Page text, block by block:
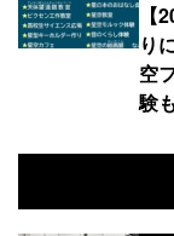
り
空
験も